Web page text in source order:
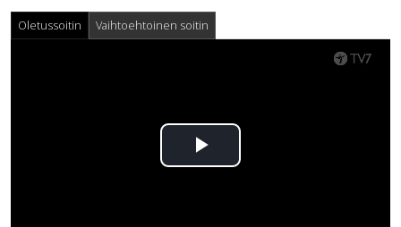
Oletussoitin Vaihtoehtoinen soitin
Toista